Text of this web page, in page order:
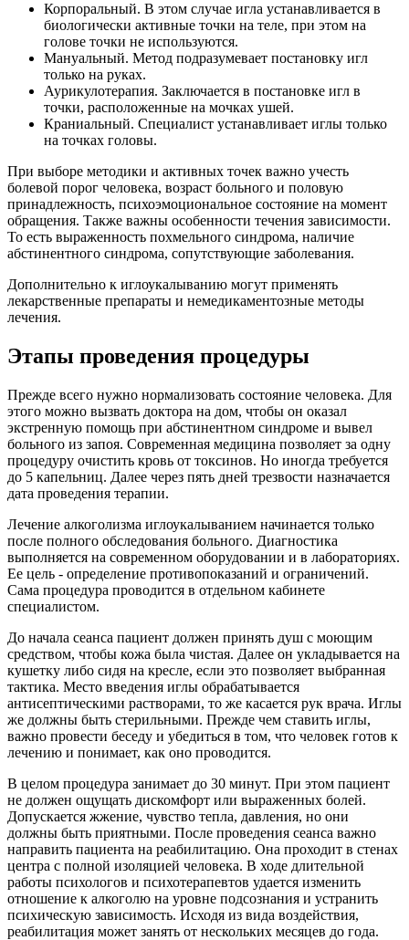
Корпоральный. В этом случае игла устанавливается в
биологически активные точки на теле, при этом на
голове точки не используются.
Мануальный. Метод подразумевает постановку игл
только на руках.
Аурикулотерапия. Заключается в постановке игл в
точки, расположенные на мочках ушей.
Краниальный. Специалист устанавливает иглы только
на точках головы.
При выборе методики и активных точек важно учесть
болевой порог человека, возраст больного и половую
принадлежность, психоэмоциональное состояние на момент
обращения. Также важны особенности течения зависимости.
То есть выраженность похмельного синдрома, наличие
абстинентного синдрома, сопутствующие заболевания.
Дополнительно к иглоукалыванию могут применять
лекарственные препараты и немедикаментозные методы
лечения.
Этапы проведения процедуры
Прежде всего нужно нормализовать состояние человека. Для
этого можно вызвать доктора на дом, чтобы он оказал
экстренную помощь при абстинентном синдроме и вывел
больного из запоя. Современная медицина позволяет за одну
процедуру очистить кровь от токсинов. Но иногда требуется
до 5 капельниц. Далее через пять дней трезвости назначается
дата проведения терапии.
Лечение алкоголизма иглоукалыванием начинается только
после полного обследования больного. Диагностика
выполняется на современном оборудовании и в лабораториях.
Ее цель - определение противопоказаний и ограничений.
Сама процедура проводится в отдельном кабинете
специалистом.
До начала сеанса пациент должен принять душ с моющим
средством, чтобы кожа была чистая. Далее он укладывается на
кушетку либо сидя на кресле, если это позволяет выбранная
тактика. Место введения иглы обрабатывается
антисептическими растворами, то же касается рук врача. Иглы
же должны быть стерильными. Прежде чем ставить иглы,
важно провести беседу и убедиться в том, что человек готов к
лечению и понимает, как оно проводится.
В целом процедура занимает до 30 минут. При этом пациент
не должен ощущать дискомфорт или выраженных болей.
Допускается жжение, чувство тепла, давления, но они
должны быть приятными. После проведения сеанса важно
направить пациента на реабилитацию. Она проходит в стенах
центра с полной изоляцией человека. В ходе длительной
работы психологов и психотерапевтов удается изменить
отношение к алкоголю на уровне подсознания и устранить
психическую зависимость. Исходя из вида воздействия,
реабилитация может занять от нескольких месяцев до года.